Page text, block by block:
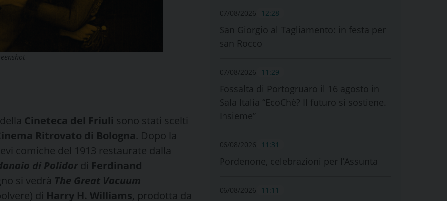
Cineteca del Friuli sono stati scelti
Ritrovato di Bologna. Dopo la
comiche del 1913 restaurate dalla
di Polidordi Ferdinand
si vedrà The Great Vacuum
di Harry H. Williams, prodotta da
07/08/2026 12:28
San Giorgio al Tagliamento: in festa per
san Rocco
07/08/2026 11:29
Fossalta di Portogruaro il 16 agosto in
Sala Italia “EcoChè? Il futuro si sostiene.
Insieme”
06/08/2026 11:31
Pordenone, celebrazioni per l’Assunta
06/08/2026 11:11